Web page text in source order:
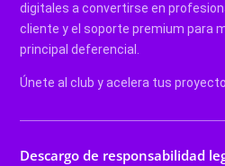
digitales a convertirse en
cliente y el soporte premium para
principal deferencial.
Únete al club y acelera tus
Descargo de responsabilidad